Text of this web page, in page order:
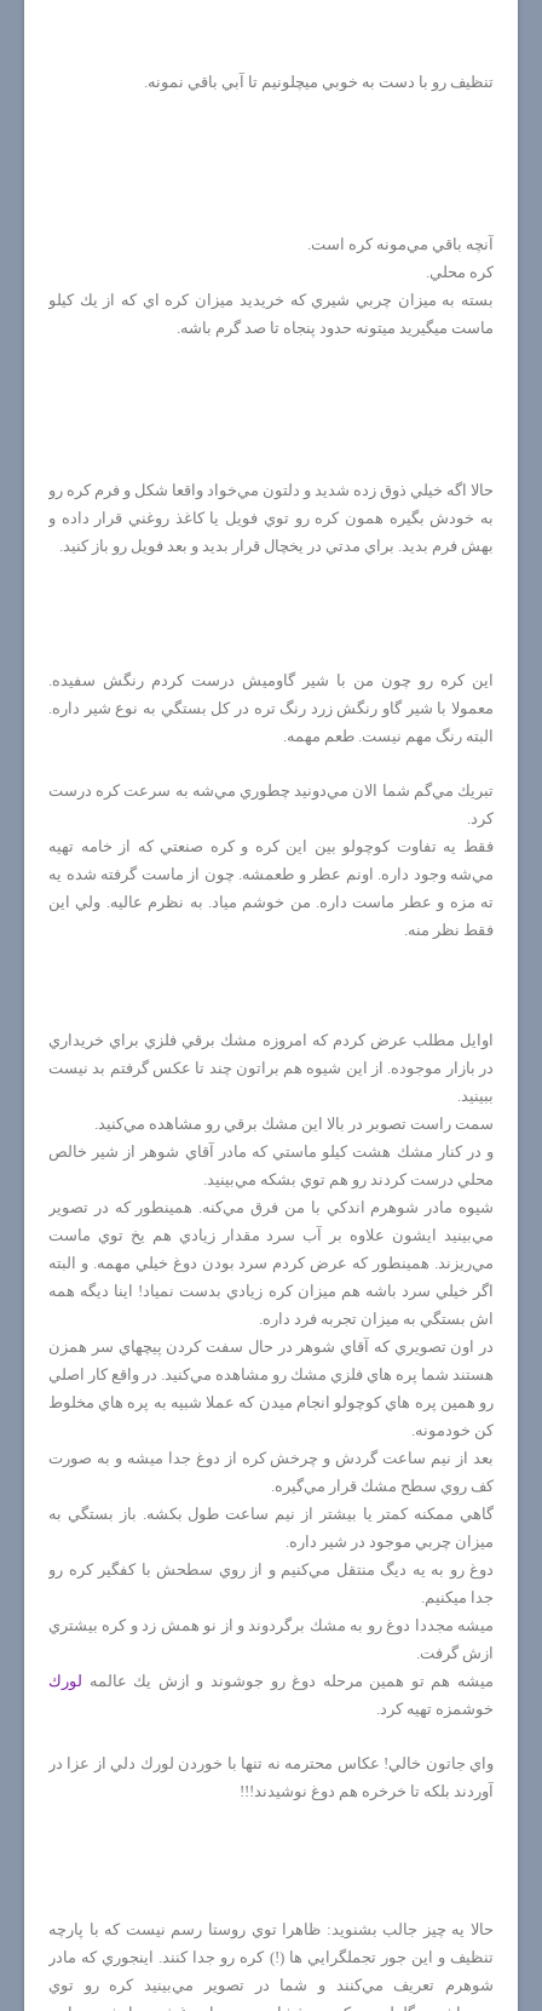
تنظيف رو با دست به خوبي ميچلونيم تا آبي باقي نمونه.
آنچه باقي مي‌مونه كره است.
كره محلي.
بسته به ميزان چربي شيري كه خريديد ميزان كره اي كه از يك كيلو
ماست ميگيريد ميتونه حدود پنجاه تا صد گرم باشه.
حالا اگه خيلي ذوق زده شديد و دلتون مي‌خواد واقعا شكل و فرم كره رو
به خودش بگيره همون كره رو توي فويل يا كاغذ روغني قرار داده و
بهش فرم بديد. براي مدتي در يخچال قرار بديد و بعد فويل رو باز كنيد.
اين كره رو چون من با شير گاوميش درست كردم رنگش سفيده.
معمولا با شير گاو رنگش زرد رنگ تره در كل بستگي به نوع شير داره.
البته رنگ مهم نيست. طعم مهمه.
تبريك مي‌گم شما الان مي‌دونيد چطوري مي‌شه به سرعت كره درست
كرد.
فقط يه تفاوت كوچولو بين اين كره و كره صنعتي كه از خامه تهيه
مي‌شه وجود داره. اونم عطر و طعمشه. چون از ماست گرفته شده يه
ته مزه و عطر ماست داره. من خوشم مياد. به نظرم عاليه. ولي اين
فقط نظر منه.
اوايل مطلب عرض كردم كه امروزه مشك برقي فلزي براي خريداري
در بازار موجوده. از اين شيوه هم براتون چند تا عكس گرفتم بد نيست
ببينيد.
سمت راست تصوبر در بالا اين مشك برقي رو مشاهده مي‌كنيد.
و در كنار مشك هشت كيلو ماستي كه مادر آقاي شوهر از شير خالص
محلي درست كردند رو هم توي بشكه مي‌بينيد.
شيوه مادر شوهرم اندكي با من فرق مي‌كنه. همينطور كه در تصوير
مي‌بينيد ايشون علاوه بر آب سرد مقدار زيادي هم يخ توي ماست
مي‌ريزند. همينطور كه عرض كردم سرد بودن دوغ خيلي مهمه. و البته
اگر خيلي سرد باشه هم ميزان كره زيادي بدست نمیاد! اينا ديگه همه
اش بستگي به ميزان تجربه فرد داره.
در اون تصويري كه آقاي شوهر در حال سفت كردن پيچهاي سر همزن
هستند شما پره هاي فلزي مشك رو مشاهده مي‌كنيد. در واقع كار اصلي
رو همين پره هاي كوچولو انجام ميدن كه عملا شبيه به پره هاي مخلوط
كن خودمونه.
بعد از نيم ساعت گردش و چرخش كره از دوغ جدا ميشه و به صورت
كف روي سطح مشك قرار مي‌گيره.
گاهي ممكنه كمتر يا بيشتر از نيم ساعت طول بكشه. باز بستگي به
ميزان چربي موجود در شير داره.
دوغ رو به يه ديگ منتقل مي‌كنيم و از روي سطحش با كفگير كره رو
جدا ميكنيم.
میشه مجددا دوغ رو به مشك برگردوند و از نو همش زد و كره بيشتري
ازش گرفت.
ميشه هم تو همين مرحله دوغ رو جوشوند و ازش يك عالمه لورك
خوشمزه تهيه كرد.
واي جاتون خالي! عكاس محترمه نه تنها با خوردن لورك دلي از عزا در
آوردند بلكه تا خرخره هم دوغ نوشيدند!!!
حالا يه چيز جالب بشنويد: ظاهرا توي روستا رسم نيست كه با پارچه
تنظيف و اين جور تجملگرايي ها (!) كره رو جدا كنند. اينجوري كه مادر
شوهرم تعريف مي‌كنند و شما در تصوير مي‌بينيد كره رو توي